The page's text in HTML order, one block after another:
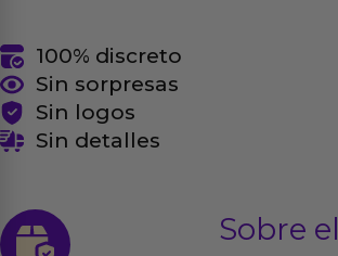
100% discreto
Sin sorpresas
Sin logos
Sin detalles
Sobre el